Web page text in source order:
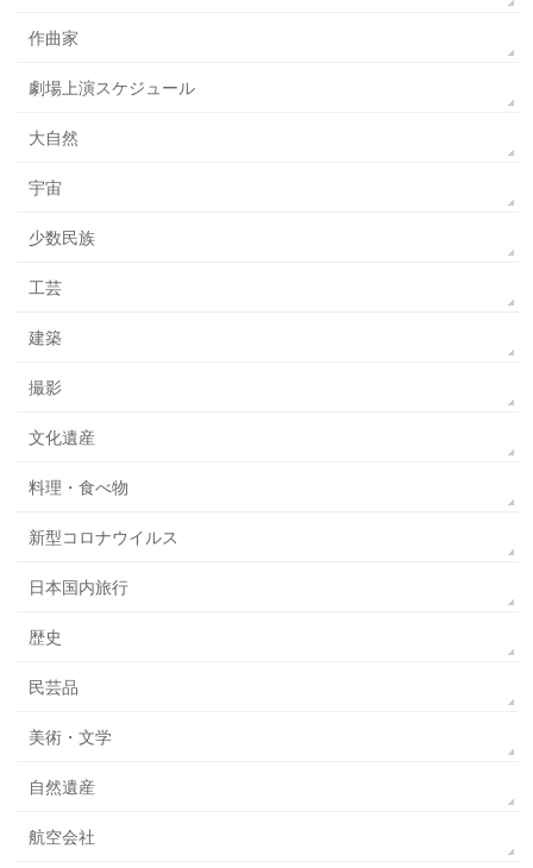
作曲家
劇場上演スケジュール
大自然
宇宙
少数民族
工芸
建築
撮影
文化遺産
料理・食べ物
新型コロナウイルス
日本国内旅行
歴史
民芸品
美術・文学
自然遺産
航空会社